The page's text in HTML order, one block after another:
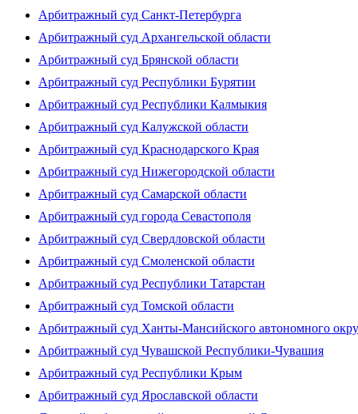
Арбитражный суд Санкт-Петербурга
Арбитражный суд Архангельской области
Арбитражный суд Брянской области
Арбитражный суд Республики Бурятии
Арбитражный суд Республики Калмыкия
Арбитражный суд Калужской области
Арбитражный суд Краснодарского Края
Арбитражный суд Нижегородской области
Арбитражный суд Самарской области
Арбитражный суд города Севастополя
Арбитражный суд Свердловской области
Арбитражный суд Смоленской области
Арбитражный суд Республики Татарстан
Арбитражный суд Томской области
Арбитражный суд Ханты-Мансийского автономного
Арбитражный суд Чувашской Республики-Чувашия
Арбитражный суд Республики Крым
Арбитражный суд Ярославской области